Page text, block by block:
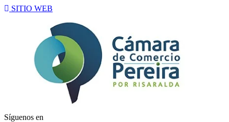
SITIO WEB
Síguenos en